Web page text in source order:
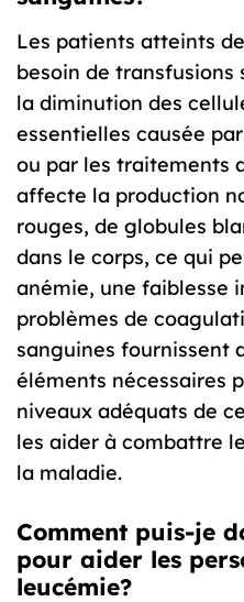
Les patients atteints
besoin de transfusions
la diminution des
essentielles causée
ou par les traitements
affecte la production
rouges, de globules
dans le corps, ce qui
anémie, une faiblesse
problèmes de
sanguines fournissent
éléments nécessaires
niveaux adéquats de
les aider à combattre
la maladie.
Comment puis-je
pour aider les
leucémie?